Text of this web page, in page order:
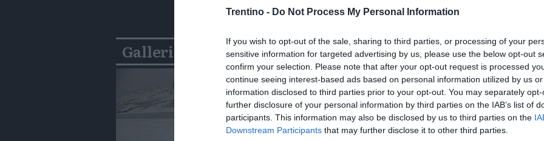
Trentino - Do Not Process My Personal Information
If you wish to opt-out of the sale, sharing to third parties, or processing of your
sensitive information for targeted advertising by us, please use the below opt-out
confirm your selection. Please note that after your opt-out request is processed
continue seeing interest-based ads based on personal information utilized by us
information disclosed to third parties prior to your opt-out. You may separately
further disclosure of your personal information by third parties on the IAB’s list of
participants. This information may also be disclosed by us to third parties on the
Downstream Participants that may further disclose it to other third parties.
Gallerie